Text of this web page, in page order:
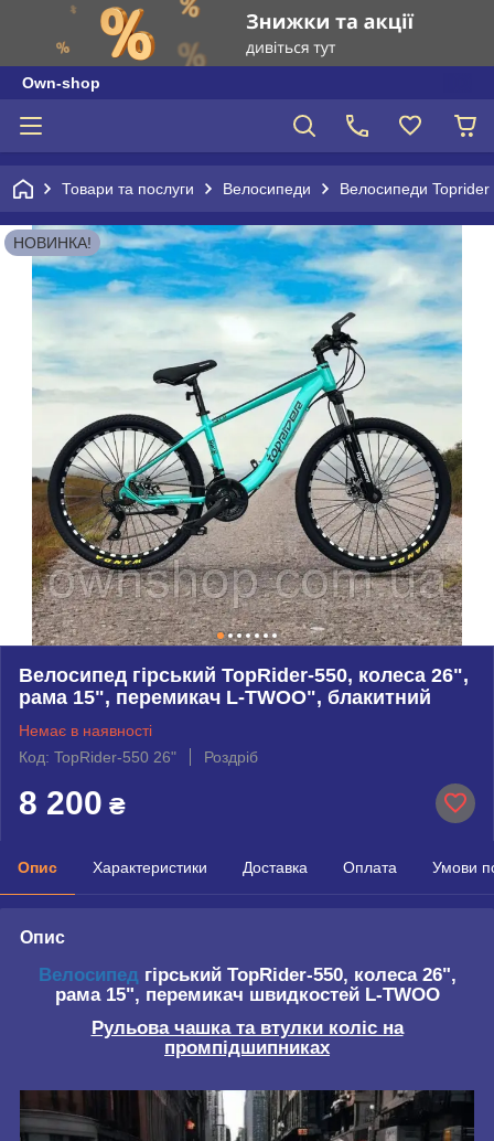
Own-shop
Товари та послуги Велосипеди Велосипеди Toprider
НОВИНКА!
Велосипед гірський TopRider-550, колеса 26",
рама 15", перемикач L-TWOO", блакитний
Немає в наявності
Код: TopRider-550 26"
Роздріб
8 200 ₴
Опис Характеристики Доставка Оплата Умови
Опис
Велосипед гірський TopRider-550, колеса 26",
рама 15", перемикач швидкостей L-TWOO
Рульова чашка та втулки коліс на
промпідшипниках